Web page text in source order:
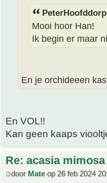
Mooi hoor Han!
Ik begin er maar
En je orchideeen
En VOL!!
Kan geen kaaps
Re: acasia mimosa
door Mate op 26 feb 2024